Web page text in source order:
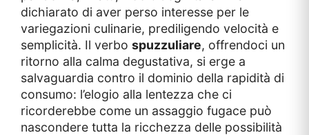
dichiarato di aver perso interesse per le
variegazioni culinarie, prediligendo velocità e
semplicità. Il verbo spuzzuliare, offrendoci un
ritorno alla calma degustativa, si erge a
salvaguardia contro il dominio della rapidità di
consumo: l’elogio alla lentezza che ci
ricorderebbe come un assaggio fugace può
nascondere tutta la ricchezza delle possibilità